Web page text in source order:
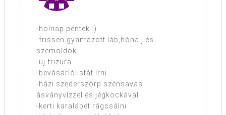
-holnap péntek :)
-frissen gyantázott láb,hónalj és
szemöldök
-új frizura
-bevásárlólistát írni
-házi szederszörp szénsavas
ásványvízzel és jégkockával
-kerti karalábét rágcsálni